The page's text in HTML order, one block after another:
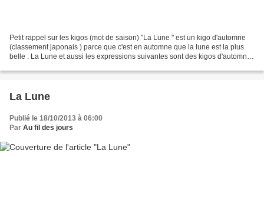
Petit rappel sur les kigos (mot de saison) "La Lune " est un kigo d'automne
(classement japonais ) parce que c'est en automne que la lune est la plus
belle . La Lune et aussi les expressions suivantes sont des kigos d'automne :
La Lune
Publié le 18/10/2013 à 06:00
Par Au fil des jours